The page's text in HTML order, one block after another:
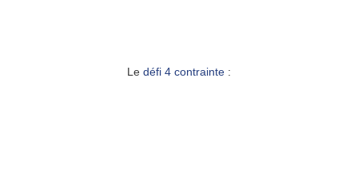
Le défi 4 contrainte :